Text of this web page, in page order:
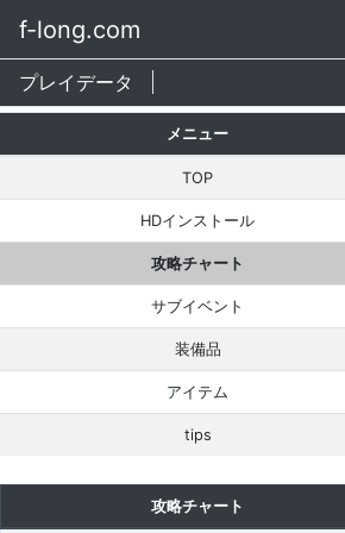
f-long.com
プレイデータ
メニュー
TOP
HDインストール
攻略チャート
サブイベント
装備品
アイテム
tips
攻略チャート